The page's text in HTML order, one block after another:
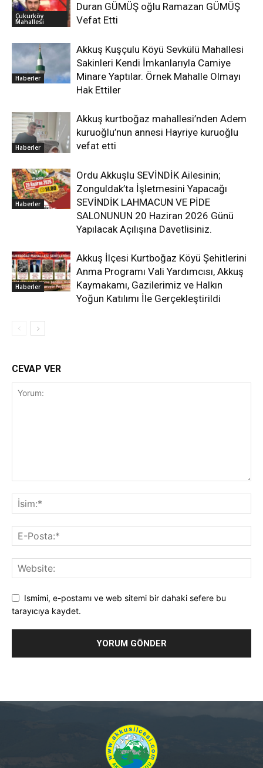
Çukurköy
Mahallesi
Duran GÜMÜŞ oğlu Ramazan GÜMÜŞ
Vefat Etti
Haberler
Akkuş Kuşçulu Köyü Sevkülü Mahallesi
Sakinleri Kendi İmkanlarıyla Camiye
Minare Yaptılar. Örnek Mahalle Olmayı
Hak Ettiler
Haberler
Akkuş kurtboğaz mahallesi’nden Adem
kuruoğlu’nun annesi Hayriye kuruoğlu
vefat etti
Haberler
Ordu Akkuşlu SEVİNDİK Ailesinin;
Zonguldak’ta İşletmesini Yapacağı
SEVİNDİK LAHMACUN VE PİDE
SALONUNUN 20 Haziran 2026 Günü
Yapılacak Açılışına Davetlisiniz.
Haberler
Akkuş İlçesi Kurtboğaz Köyü Şehitlerini
Anma Programı Vali Yardımcısı, Akkuş
Kaymakamı, Gazilerimiz ve Halkın
Yoğun Katılımı İle Gerçekleştirildi
CEVAP VER
Ismimi, e-postamı ve web sitemi bir dahaki sefere bu
tarayıcıya kaydet.